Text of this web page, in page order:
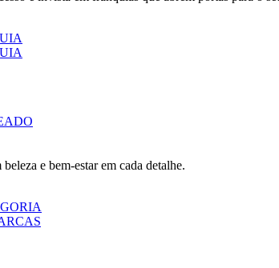
e bem-estar em cada detalhe.